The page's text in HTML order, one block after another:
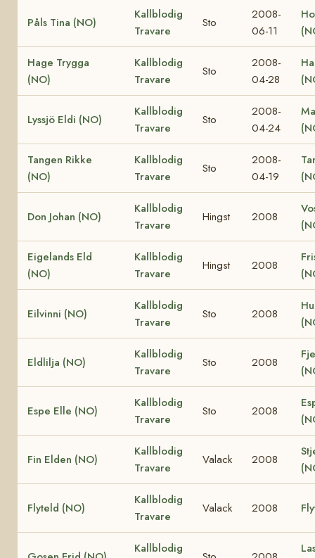
Påls Tina (NO)
Kallblodig
Travare
Sto
2008-
06-11
Hage Trygga
(NO)
Kallblodig
Travare
Sto
2008-
04-28
Lyssjö Eldi (NO)
Kallblodig
Travare
Sto
2008-
04-24
Tangen Rikke
(NO)
Kallblodig
Travare
Sto
2008-
04-19
Don Johan (NO)
Kallblodig
Travare
Hingst 2008
Eigelands Eld
(NO)
Kallblodig
Travare
Hingst 2008
Eilvinni (NO)
Kallblodig
Travare
Sto 2008
Eldlilja (NO)
Kallblodig
Travare
Sto 2008
Espe Elle (NO)
Kallblodig
Travare
Sto 2008
Fin Elden (NO)
Kallblodig
Travare
Valack 2008
Flyteld (NO)
Kallblodig
Travare
Valack 2008
Kallblodig